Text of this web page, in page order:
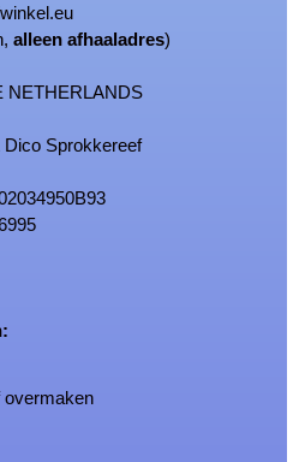
alleen afhaaladres)
Dico Sprokkereef
overmaken